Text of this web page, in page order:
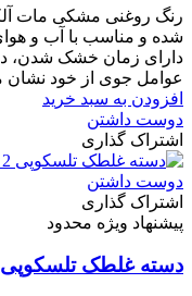
رنگ روغنی مشکی مات
شده و مناسب با آب و
دارای زﻣﺎن ﺧﺸﮏ ﺷﺪن،
ﻋﻮاﻣﻞ ﺟﻮی از ﺧﻮد
افزودن به سبد خرید
دوست داشتن
اشتراک گذاری
دوست داشتن
اشتراک گذاری
پیشنهاد ویژه محدود
دسته غلطک تلسکوپی 2 متری